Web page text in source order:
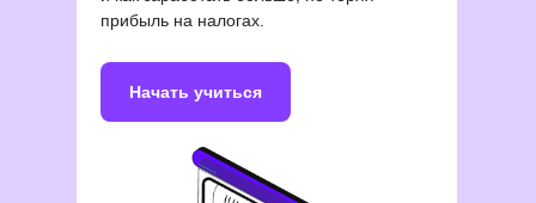
прибыль на налогах.
Начать учиться